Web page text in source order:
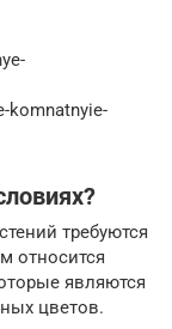
komnatnyie-
требуются
относится
являются
цветов.